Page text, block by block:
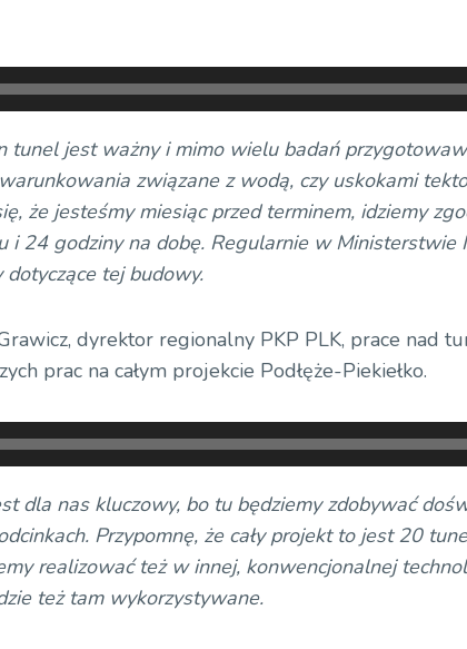
tunel jest ważny i mimo wielu badań
związane z wodą, czy uskokami
że jesteśmy miesiąc przed terminem, idziemy
i 24 godziny na dobę. Regularnie w
tej budowy.
dyrektor regionalny PKP PLK, prace nad
prac na całym projekcie Podłęże-Piekiełko.
dla nas kluczowy, bo tu będziemy zdobywać
Przypomnę, że cały projekt to jest 20
realizować też w innej, konwencjonalnej
też tam wykorzystywane.